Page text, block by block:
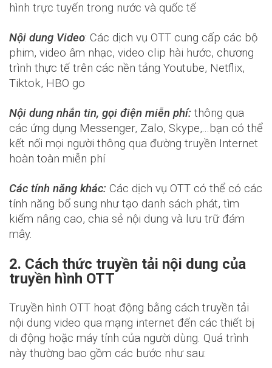
hình trực tuyến trong nước và quốc tế
Nội dung Video: Các dịch vụ OTT cung cấp các bộ
phim, video âm nhạc, video clip hài hước, chương
trình thực tế trên các nền tảng Youtube, Netflix,
Tiktok, HBO go
Nội dung nhắn tin, gọi điện miễn phí: thông qua
các ứng dụng Messenger, Zalo, Skype,...bạn có thể
kết nối mọi người thông qua đường truyền Internet
hoàn toàn miễn phí
Các tính năng khác: Các dịch vụ OTT có thể có các
tính năng bổ sung như tạo danh sách phát, tìm
kiếm nâng cao, chia sẻ nội dung và lưu trữ đám
mây.
2. Cách thức truyền tải nội dung của
truyền hình OTT
Truyền hình OTT hoạt động bằng cách truyền tải
nội dung video qua mạng internet đến các thiết bị
di động hoặc máy tính của người dùng. Quá trình
này thường bao gồm các bước như sau: